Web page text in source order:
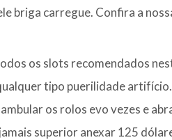
briga carregue. Confira a
os slots recomendados
tipo puerilidade
ambular os rolos evo vezes e
superior anexar 125